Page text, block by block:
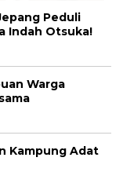
Peduli
Indah Otsuka!
Warga
Kampung Adat